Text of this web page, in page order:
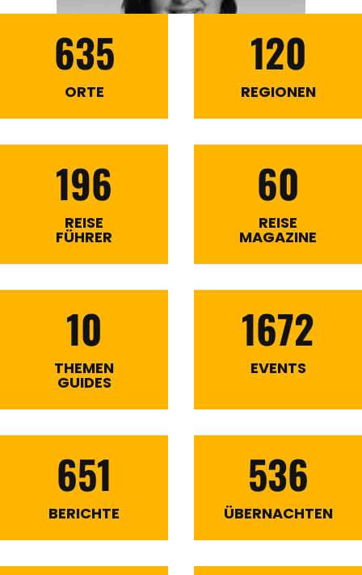
635
ORTE
120
REGIONEN
196
REISE
FÜHRER
60
REISE
MAGAZINE
10
THEMEN
GUIDES
1672
EVENTS
651
BERICHTE
536
ÜBERNACHTEN